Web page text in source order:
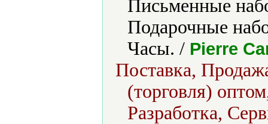
Письменные
Подарочные
Часы. / Pierre
Поставка,
(торговля)
Разработка,